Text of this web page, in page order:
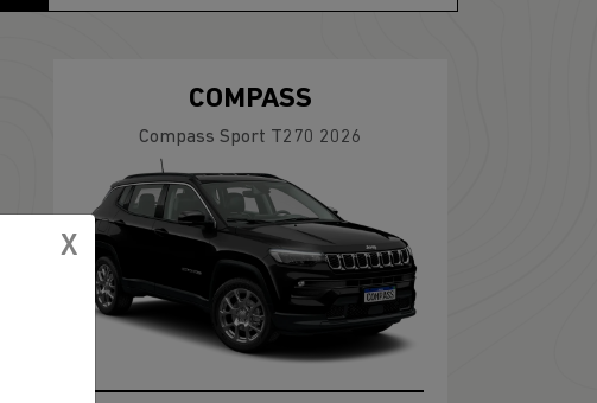
COMPASS
Compass Sport T270 2026
X